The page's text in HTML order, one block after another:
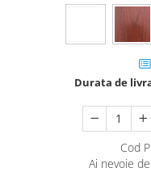
Durata de
Cod
Ai nevoie